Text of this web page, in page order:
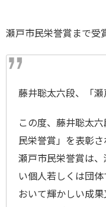
瀬戸市民栄誉賞まで受
藤井聡太六段、「
この度、藤井聡太
民栄誉賞」を表彰さ
瀬戸市民栄誉賞は
い個人若しくは団
おいて輝かしい成